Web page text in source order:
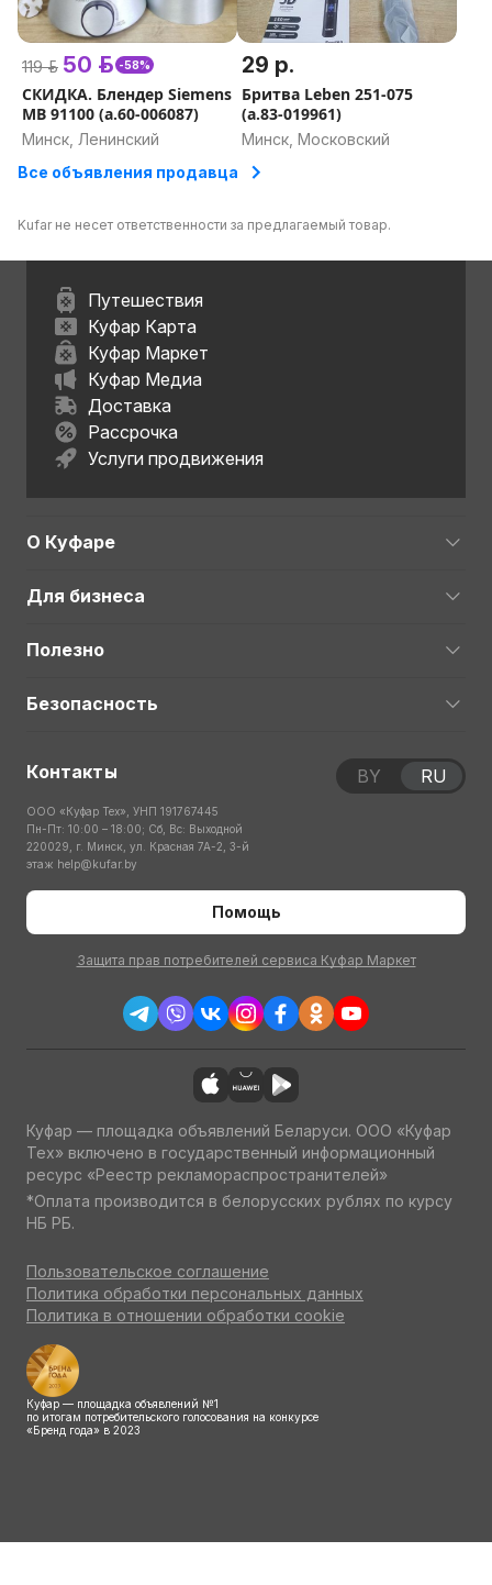
119 р. 50 р. -58%
СКИДКА. Блендер Siemens
MB 91100 (а.60-006087)
Минск, Ленинский
29 р.
Бритва Leben 251-075
(а.83-019961)
Минск, Московский
Все объявления продавца
Kufar не несет ответственности за предлагаемый товар.
Путешествия
Куфар Карта
Куфар Маркет
Куфар Медиа
Доставка
Рассрочка
Услуги продвижения
О Куфаре
Для бизнеса
Полезно
Безопасность
Контакты
ООО «Куфар Тех», УНП 191767445
Пн-Пт: 10:00 – 18:00; Сб, Вс: Выходной
220029, г. Минск, ул. Красная 7А-2, 3-й
этаж help@kufar.by
Помощь
Защита прав потребителей сервиса Куфар Маркет
BY RU
Куфар — площадка объявлений Беларуси. ООО «Куфар
Тех» включено в государственный информационный
ресурс «Реестр рекламораспространителей»
*Оплата производится в белорусских рублях по курсу
НБ РБ.
Пользовательское соглашение
Политика обработки персональных данных
Политика в отношении обработки cookie
Куфар — площадка объявлений №1
по итогам потребительского голосования на конкурсе
«Бренд года» в 2023